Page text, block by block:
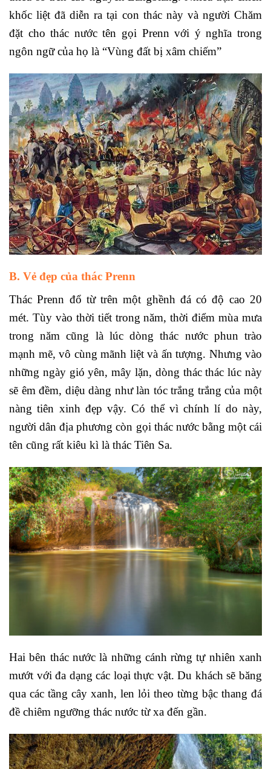
khốc liệt đã diễn ra tại con thác này và người Chăm
đặt cho thác nước tên gọi Prenn với ý nghĩa trong
ngôn ngữ của họ là “Vùng đất bị xâm chiếm”
B. Vẻ đẹp của thác Prenn
Thác Prenn đổ từ trên một ghềnh đá có độ cao 20
mét. Tùy vào thời tiết trong năm, thời điểm mùa mưa
trong năm cũng là lúc dòng thác nước phun trào
mạnh mẽ, vô cùng mãnh liệt và ấn tượng. Nhưng vào
những ngày gió yên, mây lặn, dòng thác thác lúc này
sẽ êm đềm, diệu dàng như làn tóc trắng trắng của một
nàng tiên xinh đẹp vậy. Có thể vì chính lí do này,
người dân địa phương còn gọi thác nước bằng một cái
tên cũng rất kiêu kì là thác Tiên Sa.
Hai bên thác nước là những cánh rừng tự nhiên xanh
mướt với đa dạng các loại thực vật. Du khách sẽ băng
qua các tầng cây xanh, len lỏi theo từng bậc thang đá
đề chiêm ngưỡng thác nước từ xa đến gần.